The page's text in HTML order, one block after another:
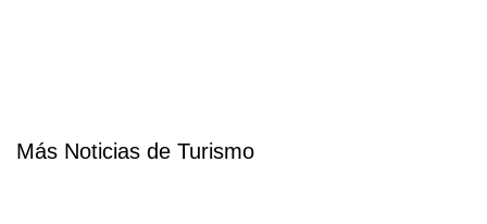
Más Noticias de Turismo